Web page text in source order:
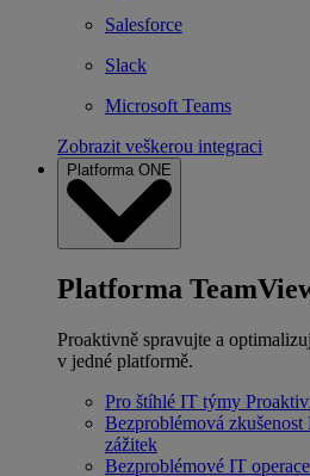
Salesforce
Slack
Microsoft Teams
Zobrazit veškerou integraci
Platforma ONE
Platforma
Proaktivně spravujte a
v jedné platformě.
Pro štíhlé IT týmy
Bezproblémová zkušenost
zážitek
Bezproblémové IT operace